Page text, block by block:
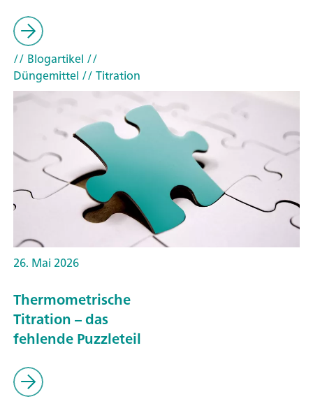
// Blogartikel //
Düngemittel // Titration
26. Mai 2026
Thermometrische
Titration – das
fehlende Puzzleteil